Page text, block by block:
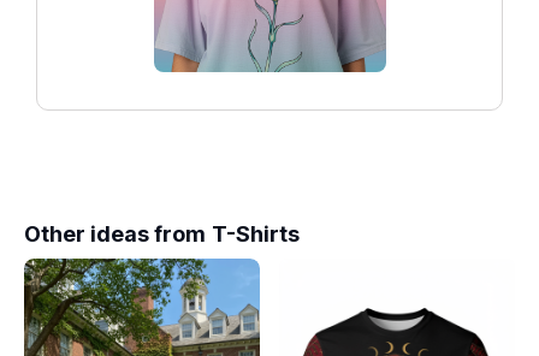
Other ideas from T-Shirts